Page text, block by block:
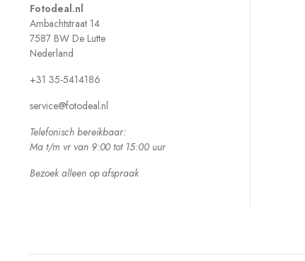
Fotodeal.nl
Ambachtstraat 14
7587 BW De Lutte
Nederland
+31 35-5414186
service@fotodeal.nl
Telefonisch bereikbaar:
Ma t/m vr van 9:00 tot 15:00 uur
Bezoek alleen op afspraak